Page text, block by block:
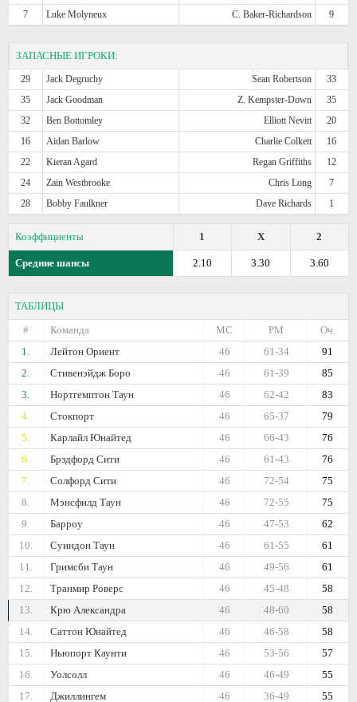
7
Luke Molyneux C. Baker-Richardson 9
ЗАПАСНЫЕ ИГРОКИ:
29 Jack Degruchy Sean Robertson
33
35
Jack Goodman Z. Kempster-Down
35
32
Ben Bottomley Elliott Nevitt
20
16
Aidan Barlow Charlie Colkett
16
22
Kieran Agard Regan Griffiths
12
24
Zain Westbrooke Chris Long
7
28
Bobby Faulkner Dave Richards 1
Коэффициенты 2
X
1
Средние шансы 3.60
3.30
2.10
ТАБЛИЦЫ
#
Команда Оч.
РМ
МС
1.
Лейтон Ориент 91
61-34
46
2.
Стивенэйдж Боро 85
61-39
46
3.
Нортгемптон Таун 83
62-42
46
4.
Стокпорт 79
65-37
46
5.
Карлайл Юнайтед 76
66-43
46
6.
Брэдфорд Сити 76
61-43
46
7.
Солфорд Сити 75
72-54
46
8.
Мэнсфилд Таун 75
72-55
46
9.
Барроу 62
47-53
46
10.
Суиндон Таун 61
61-55
46
11.
Гримсби Таун 61
49-56
46
12.
Транмир Роверс 58
45-48
46
13.
Крю Александра 58
48-60
46
14.
Саттон Юнайтед 58
46-58
46
15.
Ньюпорт Каунти 57
53-56
46
16.
Уолсолл 55
46-49
46
17.
Джиллингем 55
36-49
46